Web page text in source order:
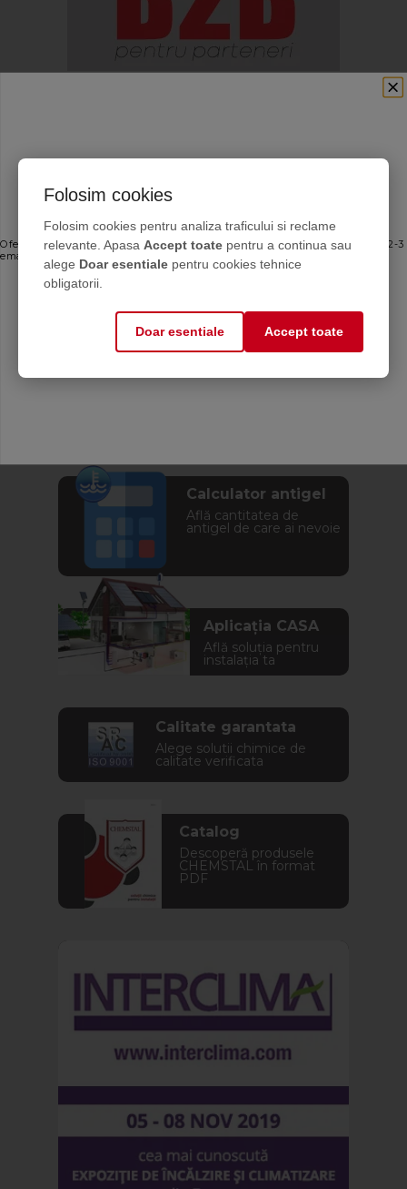
Calculator antigel
Află cantitatea de
antigel de care ai nevoie
Aplicația CASA
Află soluția pentru
instalația ta
Calitate garantata
Alege solutii chimice de
calitate verificata
Catalog
Descoperă produsele
CHEMSTAL în format
PDF
Folosim cookies
Folosim cookies pentru analiza traficului si reclame
relevante. Apasa Accept toate pentru a continua sau
alege Doar esentiale pentru cookies tehnice
obligatorii.
Doar esentiale Accept toate
Ofertele bune, direct în inbox
Oferte personalizate și sfaturi de întreținere direct de la producător. Maximum 2-3
emailuri pe lună — fără spam.
Mă abonez